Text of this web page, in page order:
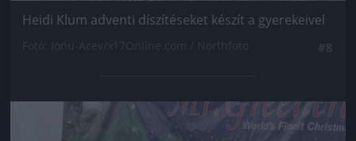
Heidi Klum adventi díszítéseket készít a gyerekeivel
Jön még kép!